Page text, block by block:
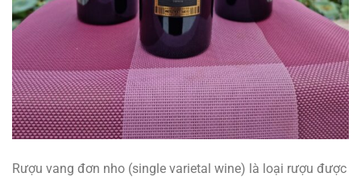
Rượu vang đơn nho (single varietal wine) là loại rượu được